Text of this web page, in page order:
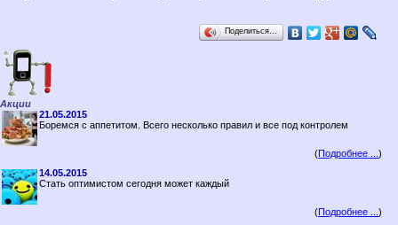
Поделиться…
Акции
21.05.2015
Боремся с аппетитом. Всего несколько правил и все под контролем
(Подробнее ...)
14.05.2015
Стать оптимистом сегодня может каждый
(Подробнее ...)